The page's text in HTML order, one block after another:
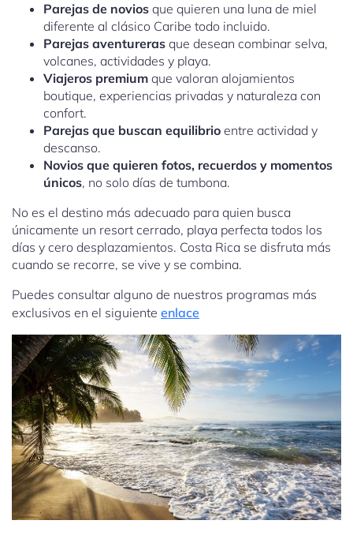
Parejas de novios que quieren una luna de miel
diferente al clásico Caribe todo incluido.
Parejas aventureras que desean combinar selva,
volcanes, actividades y playa.
Viajeros premium que valoran alojamientos
boutique, experiencias privadas y naturaleza con
confort.
Parejas que buscan equilibrio entre actividad y
descanso.
Novios que quieren fotos, recuerdos y momentos
únicos, no solo días de tumbona.
No es el destino más adecuado para quien busca
únicamente un resort cerrado, playa perfecta todos los
días y cero desplazamientos. Costa Rica se disfruta más
cuando se recorre, se vive y se combina.
Puedes consultar alguno de nuestros programas más
exclusivos en el siguiente enlace